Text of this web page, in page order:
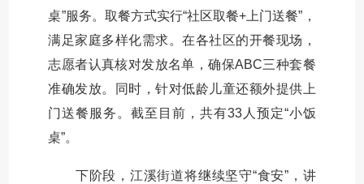
桌”服务。取餐方式实行“社区取餐+上门送餐”，
满足家庭多样化需求。在各社区的开餐现场，
志愿者认真核对发放名单，确保ABC三种套餐
准确发放。同时，针对低龄儿童还额外提供上
门送餐服务。截至目前，共有33人预定“小饭
桌”。
下阶段，江溪街道将继续坚守“食安”，讲